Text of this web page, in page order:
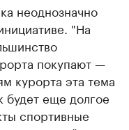
неоднозначно
"На
покупают —
курорта эта тема
будет еще долгое
спортивные